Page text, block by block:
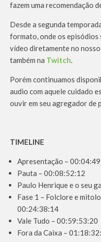
fazem uma recomendação
Desde a segunda
formato, onde os episódios
vídeo diretamente no
também na Twitch.
Porém continuamos
audio com aquele cuidado
ouvir em seu agregador de
TIMELINE
Apresentação –
Pauta – 00:08:52:12
Paulo Henrique e o seu
Fase 1 – Folclore e
00:24:38:14
Vale Tudo – 00:59:53:20
Fora da Caixa –